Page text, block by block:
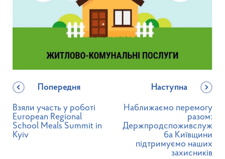
Попередня
Взяли участь у роботі
European Regional
School Meals Summit in
Kyiv
Наступна
Наближаємо перемогу
разом:
Держпродспоживслуж
ба Київщини
підтримуємо наших
захисників